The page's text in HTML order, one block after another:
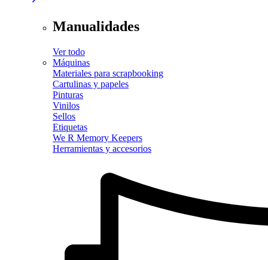
Manualidades
Ver todo
Máquinas
Materiales para scrapbooking
Cartulinas y papeles
Pinturas
Vinilos
Sellos
Etiquetas
We R Memory Keepers
Herramientas y accesorios